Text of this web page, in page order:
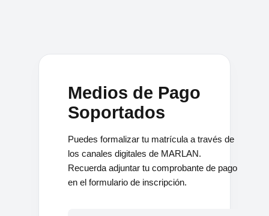
Medios de Pago
Soportados
Puedes formalizar tu matrícula a través de
los canales digitales de MARLAN.
Recuerda adjuntar tu comprobante de pago
en el formulario de inscripción.